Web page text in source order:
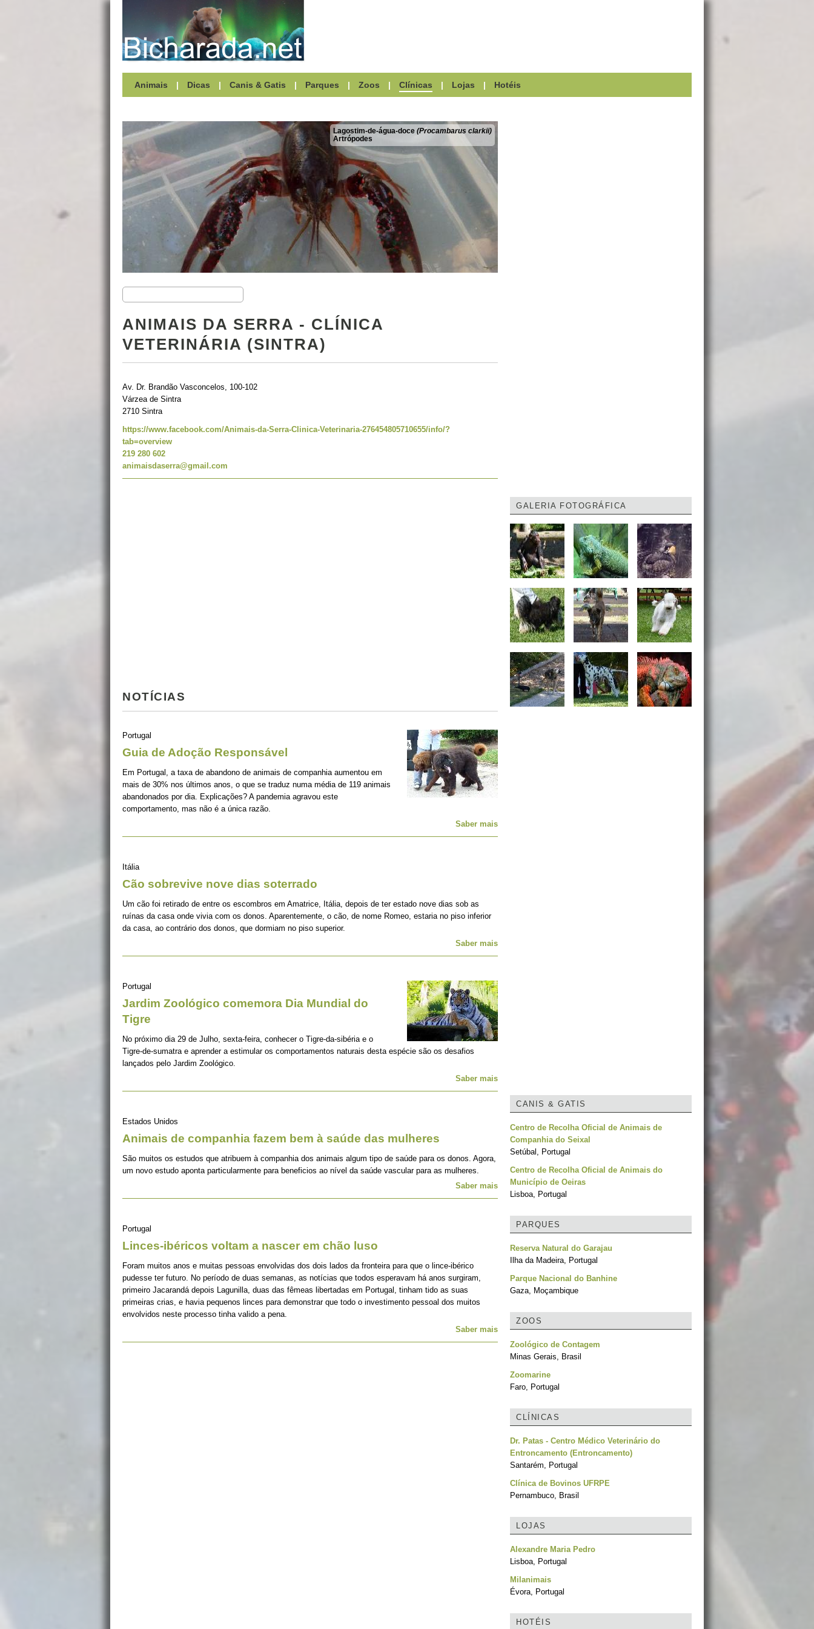
Animais | Dicas | Canis & Gatis | Parques | Zoos | Clínicas | Lojas | Hotéis
Lagostim-de-água-doce (Procambarus clarkii)
Artrópodes
ANIMAIS DA SERRA - CLÍNICA
VETERINÁRIA (SINTRA)
Av. Dr. Brandão Vasconcelos, 100-102
Várzea de Sintra
2710 Sintra
https://www.facebook.com/Animais-da-Serra-Clinica-Veterinaria-276454805710655/info/?
tab=overview
219 280 602
animaisdaserra@gmail.com
NOTÍCIAS
Portugal
Guia de Adoção Responsável
Em Portugal, a taxa de abandono de animais de companhia aumentou em
mais de 30% nos últimos anos, o que se traduz numa média de 119 animais
abandonados por dia. Explicações? A pandemia agravou este
comportamento, mas não é a única razão.
Saber mais
Itália
Cão sobrevive nove dias soterrado
Um cão foi retirado de entre os escombros em Amatrice, Itália, depois de ter estado nove dias sob as
ruínas da casa onde vivia com os donos. Aparentemente, o cão, de nome Romeo, estaria no piso inferior
da casa, ao contrário dos donos, que dormiam no piso superior.
Saber mais
Portugal
Jardim Zoológico comemora Dia Mundial do
Tigre
No próximo dia 29 de Julho, sexta-feira, conhecer o Tigre-da-sibéria e o
Tigre-de-sumatra e aprender a estimular os comportamentos naturais desta espécie são os desafios
lançados pelo Jardim Zoológico.
Saber mais
Estados Unidos
Animais de companhia fazem bem à saúde das mulheres
São muitos os estudos que atribuem à companhia dos animais algum tipo de saúde para os donos. Agora,
um novo estudo aponta particularmente para beneficios ao nível da saúde vascular para as mulheres.
Saber mais
Portugal
Linces-ibéricos voltam a nascer em chão luso
Foram muitos anos e muitas pessoas envolvidas dos dois lados da fronteira para que o lince-ibérico
pudesse ter futuro. No período de duas semanas, as notícias que todos esperavam há anos surgiram,
primeiro Jacarandá depois Lagunilla, duas das fêmeas libertadas em Portugal, tinham tido as suas
primeiras crias, e havia pequenos linces para demonstrar que todo o investimento pessoal dos muitos
envolvidos neste processo tinha valido a pena.
Saber mais
GALERIA FOTOGRÁFICA
CANIS & GATIS
Centro de Recolha Oficial de Animais de
Companhia do Seixal
Setúbal, Portugal
Centro de Recolha Oficial de Animais do
Município de Oeiras
Lisboa, Portugal
PARQUES
Reserva Natural do Garajau
Ilha da Madeira, Portugal
Parque Nacional do Banhine
Gaza, Moçambique
ZOOS
Zoológico de Contagem
Minas Gerais, Brasil
Zoomarine
Faro, Portugal
CLÍNICAS
Dr. Patas - Centro Médico Veterinário do
Entroncamento (Entroncamento)
Santarém, Portugal
Clínica de Bovinos UFRPE
Pernambuco, Brasil
LOJAS
Alexandre Maria Pedro
Lisboa, Portugal
Milanimais
Évora, Portugal
HOTÉIS